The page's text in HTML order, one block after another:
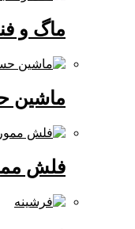
ماگ و فنجان
ماشین حساب
فلش مموری